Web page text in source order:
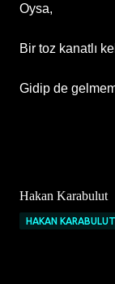
Oysa,
Bir toz kanatlı
Gidip de
Hakan Karabulut
HAKAN KARABULUT